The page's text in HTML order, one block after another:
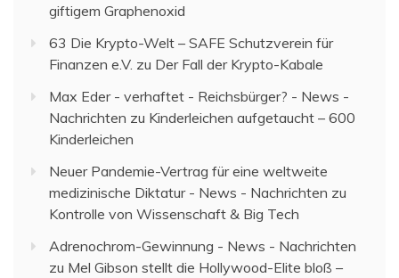
giftigem Graphenoxid
63 Die Krypto-Welt – SAFE Schutzverein für
Finanzen e.V. zu Der Fall der Krypto-Kabale
Max Eder - verhaftet - Reichsbürger? - News -
Nachrichten zu Kinderleichen aufgetaucht – 600
Kinderleichen
Neuer Pandemie-Vertrag für eine weltweite
medizinische Diktatur - News - Nachrichten zu
Kontrolle von Wissenschaft & Big Tech
Adrenochrom-Gewinnung - News - Nachrichten
zu Mel Gibson stellt die Hollywood-Elite bloß –